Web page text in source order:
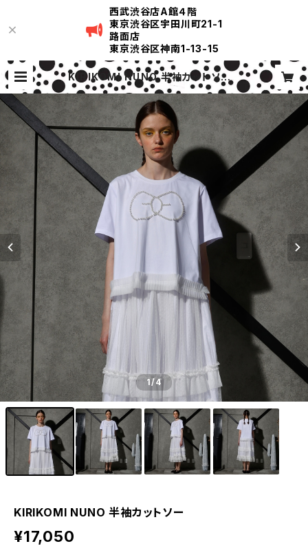
西武渋谷店A館４階
東京渋谷区宇田川町21-1
路面店
東京渋谷区神南1-13-15
KIRIKOMI NUNO 半袖カットソー |
KIRIKOMI
1/4
KIRIKOMI NUNO 半袖カットソー
¥17,050